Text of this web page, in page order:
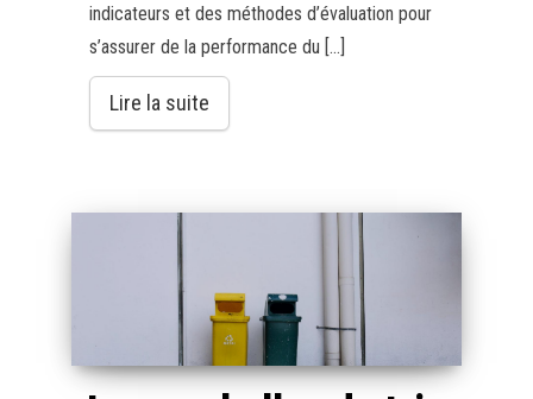
indicateurs et des méthodes d’évaluation pour
s’assurer de la performance du […]
Lire la suite